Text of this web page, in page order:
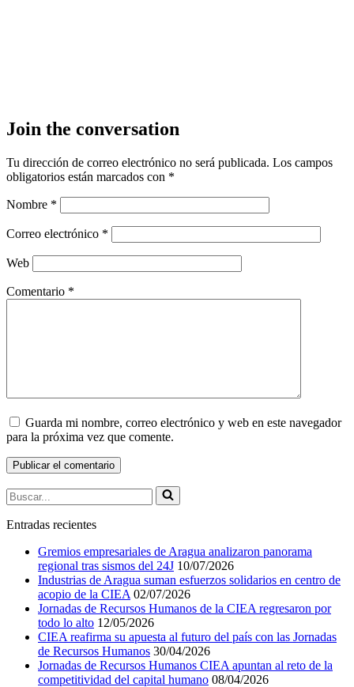
Join the conversation
Tu dirección de correo electrónico no será publicada. Los campos
obligatorios están marcados con *
Nombre *
Correo electrónico *
Web
Comentario *
Guarda mi nombre, correo electrónico y web en este navegador
para la próxima vez que comente.
Buscar...
Entradas recientes
Gremios empresariales de Aragua analizaron panorama
regional tras sismos del 24J 10/07/2026
Industrias de Aragua suman esfuerzos solidarios en centro de
acopio de la CIEA 02/07/2026
Jornadas de Recursos Humanos de la CIEA regresaron por
todo lo alto 12/05/2026
CIEA reafirma su apuesta al futuro del país con las Jornadas
de Recursos Humanos 30/04/2026
Jornadas de Recursos Humanos CIEA apuntan al reto de la
competitividad del capital humano 08/04/2026